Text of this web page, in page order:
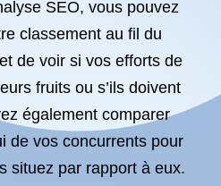
SEO, vous pouvez
classement au fil du
de voir si vos efforts de
fruits ou s’ils doivent
également comparer
de vos concurrents pour
situez par rapport à eux.